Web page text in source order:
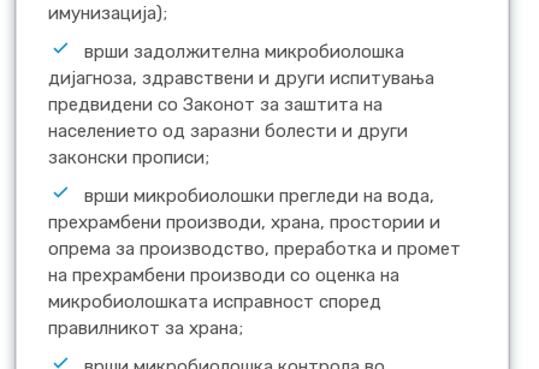
имунизација);
врши задолжителна микробиолошка
дијагноза, здравствени и други испитувања
предвидени со Законот за заштита на
населението од заразни болести и други
законски прописи;
врши микробиолошки прегледи на вода,
прехрамбени производи, храна, простории и
опрема за производство, преработка и промет
на прехрамбени производи со оценка на
микробиолошката исправност според
правилникот за храна;